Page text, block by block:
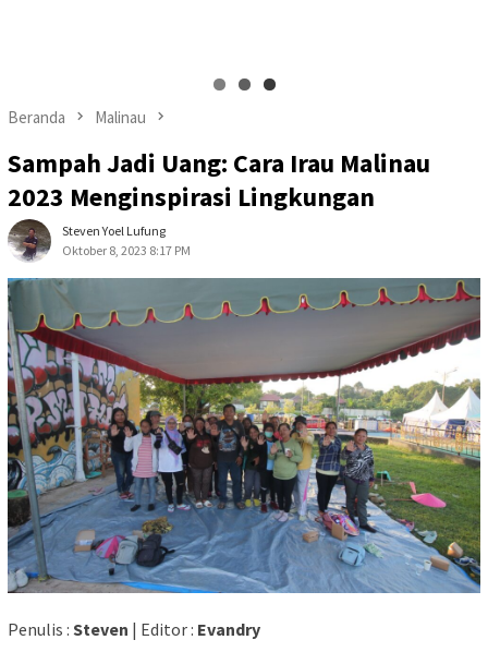
Beranda Malinau
Sampah Jadi Uang: Cara Irau Malinau
2023 Menginspirasi Lingkungan
Steven Yoel Lufung
Oktober 8, 2023 8:17 PM
Penulis : Steven | Editor : Evandry